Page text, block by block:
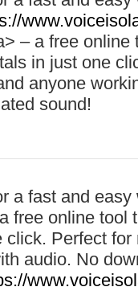
– a free
in just one
anyone
sound!
a fast and
free online tool
click. Perfect
audio. No